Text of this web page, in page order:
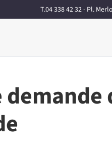
T.04 338 42 32 - Pl.